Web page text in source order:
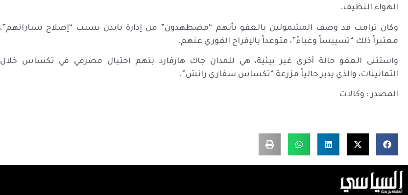
الهواء النظيف.
وكان ترامب قد وصف المشمولين بالعفو بأنهم “مضطهدون” من إدارة بايدن بسبب “إصلاح سياراتهم”،
معتبراً ذلك “تسييساً وغباءً”، متوعداً بالإفراج الفوري عنهم.
واستثنى العفو حالة أخرى غير بيئية، هي للمدان جاك هارفارد بتهم احتيال مصرفي في تكساس خلال
الثمانينات، والذي يدير حالياً مزرعة “تكساس سفاري رانش”.
المصدر : وكالات